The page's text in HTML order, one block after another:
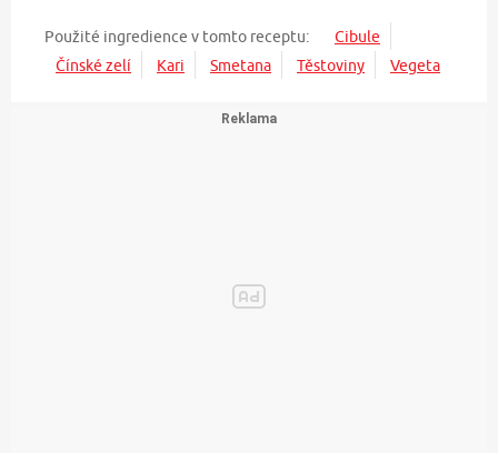
Použité ingredience v tomto receptu:
Cibule
Čínské zelí
Kari Smetana Těstoviny Vegeta